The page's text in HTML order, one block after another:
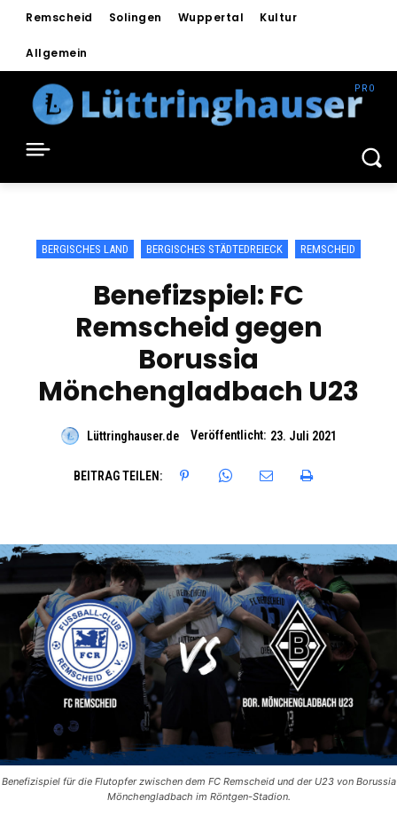
Remscheid Solingen Wuppertal Kultur
Allgemein
BERGISCHES LAND BERGISCHES STÄDTEDREIECK REMSCHEID
Benefizspiel: FC
Remscheid gegen
Borussia
Mönchengladbach U23
Lüttringhauser.de Veröffentlicht: 23. Juli 2021
BEITRAG TEILEN:
Benefizispiel für die Flutopfer zwischen dem FC Remscheid und der U23 von Borussia
Mönchengladbach im Röntgen-Stadion.